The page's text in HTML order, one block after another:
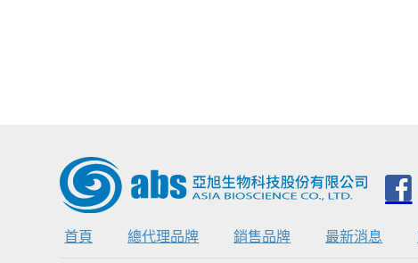
首頁 總代理品牌 銷售品牌 最新消息